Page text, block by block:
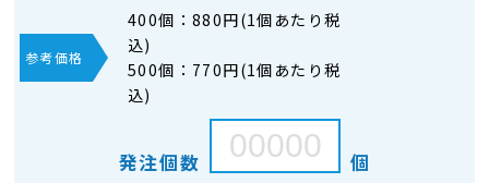
参考価格
400個： 880円(1個あたり税
込)
500個： 770円(1個あたり税
込)
発注個数 個